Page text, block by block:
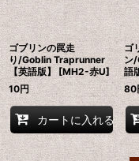
ゴブリンの罠走
り/Goblin Traprunner
【英語版】 [MH2-赤U]
10円
カートに入れる
ゴ
ン
語
80